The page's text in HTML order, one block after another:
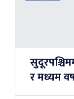
र मध्यम